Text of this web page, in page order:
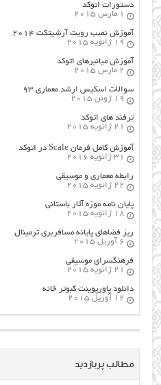
دستورات اتوکد
1 مارس 2015
آموزش نصب رویت آرشیتکت ۲۰۱۴
19 ژانویه 2015
آموزش میانبرهای اتوکد
2 مارس 2015
سوالات اسکیس ارشد معماری ۹۳
19 ژوئن 2015
ترفند های اتوکد
21 ژانویه 2015
آموزش کامل فرمان Scale در اتوکد
31 ژانویه 2016
رابطه معماری و موسیقی
22 ژانویه 2015
پایان نامه موزه آثار باستانی
18 ژانویه 2015
ریز فضاهای پایانه مسافربری ترمینال
6 آوریل 2015
فرهنگسراي موسيقي
21 ژانویه 2015
دانلود پاورپوینت کبوتر خانه
12 آوریل 2015
مطالب پربازدید